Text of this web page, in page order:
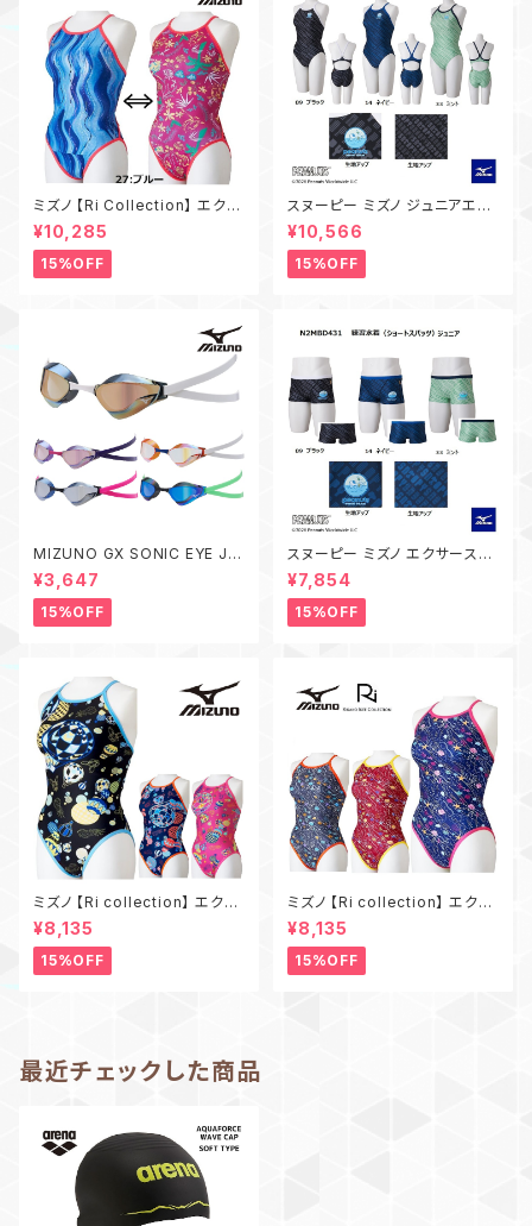
ミズノ 【Ri Collection】 エクサ
ースーツ N2MAD769 練習用
水着 MIZUNO レディース ミデ
ィアムカット 水泳 競泳 トレーニ
ング水着 リバーシブル
¥10,285
15%OFF
スヌーピー ミズノ ジュニアエク
サースーツ N2MAD431 ミディ
アムカット 練習用水着 MIZUN
O ガールズ 水泳 競泳 トレーニ
ング水着
¥10,566
15%OFF
MIZUNO GX SONIC EYE J N
3JED691 ミズノ ノンクッション
ゴーグル 2026秋冬 限定カラー
スイムゴーグル 水泳
¥3,647
15%OFF
スヌーピー ミズノ エクサースー
ツ N2MBD431 ジュニア練習用
水着 MIZUNO ボーイズ ショー
トスパッツ 水泳 競泳 トレーニン
グ水着
¥7,854
15%OFF
ミズノ 【Ri collection】 エクサ
ースーツ N2MAD766 ミディア
ムカット 練習用水着 MIZUNO
レディース 水泳 競泳 トレーニ
ング水着
¥8,135
15%OFF
ミズノ 【Ri collection】 エクサ
ースーツ N2MAD767 ミディア
ムカット 練習用水着 MIZUNO
レディース 水泳 競泳 トレーニ
ング水着
¥8,135
15%OFF
最近チェックした商品